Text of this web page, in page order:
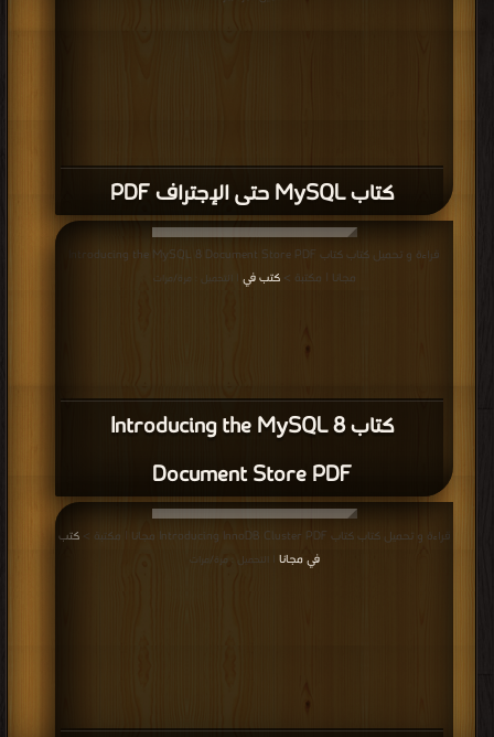
كتاب MySQL حتى الإجتراف PDF
كتاب Introducing the MySQL 8
Document Store PDF
قراءة و تحميل كتاب كتاب Introducing the MySQL 8 Document Store PDF
مجانا | مكتبة >كتب في | التحميل : مرة/مرات
قراءة و تحميل كتاب كتاب Introducing InnoDB Cluster PDF مجانا | مكتبة >
كتب
في مجانا | التحميل : مرة/مرات